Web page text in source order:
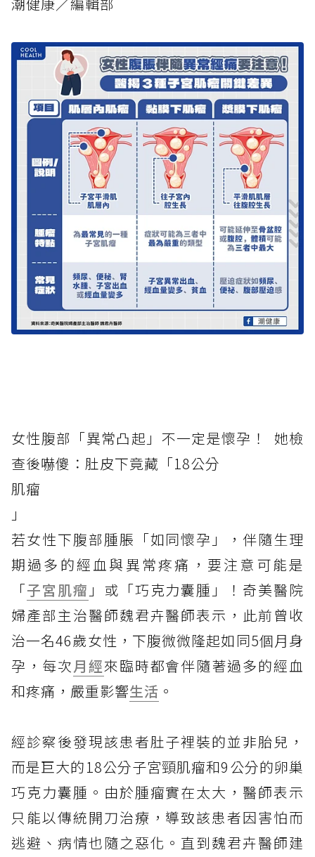
潮健康／編輯部
女性腹部「異常凸起」不一定是懷孕！ 她檢
查後嚇傻：肚皮下竟藏「18公分
肌瘤
」
若女性下腹部腫脹「如同懷孕」，伴隨生理
期過多的經血與異常疼痛，要注意可能是
「子宮肌瘤 」或「巧克力囊腫」！奇美醫院
婦產部主治醫師魏君卉醫師表示，此前曾收
治一名46歲女性，下腹微微隆起如同5個月身
孕，每次月經來臨時都會伴隨著過多的經血
和疼痛，嚴重影響生活 。
經診察後發現該患者肚子裡裝的並非胎兒，
而是巨大的18公分子宮頸肌瘤和9公分的卵巢
巧克力囊腫。由於腫瘤實在太大，醫師表示
只能以傳統開刀治療，導致該患者因害怕而
逃避、病情也隨之惡化。直到魏君卉醫師建